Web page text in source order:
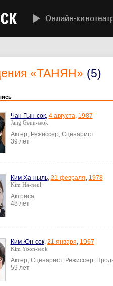
Онлайн-
«ТАНЯН» (5)
Чан Гын-сок, 4 августа, 1987
Jang Geun-seok
Актер, Режиссер, Сценарист
39 лет
Ким Ха-ныль, 21 февраля, 1978
Kim Ha-neul
Актриса
48 лет
Ким Юн-сок, 21 января, 1967
Kim Yoon-seok
Актер, Сценарист, Режиссер,
59 лет